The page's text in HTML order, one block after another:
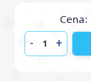
Cena:
- +